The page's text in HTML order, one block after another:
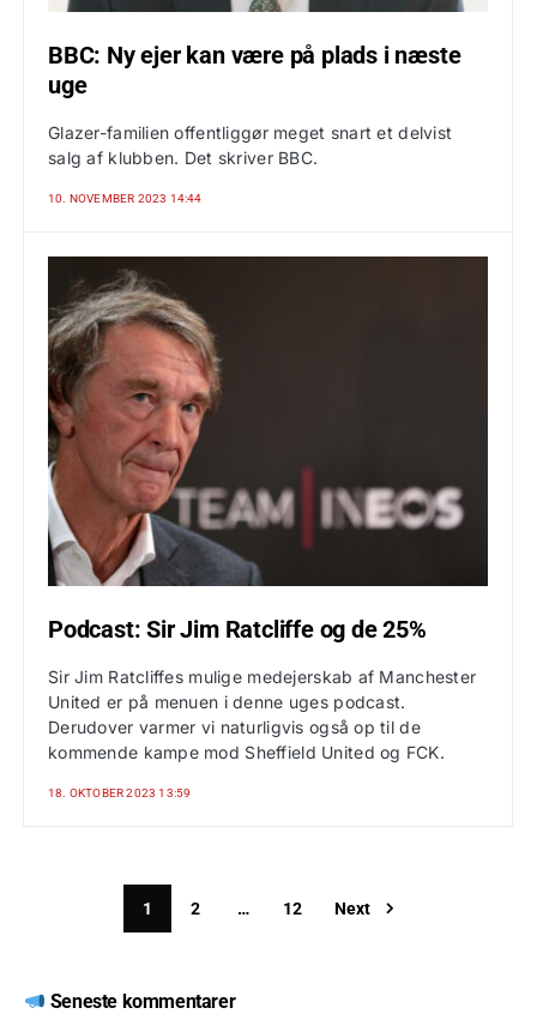
BBC: Ny ejer kan være på plads i næste
uge
Glazer-familien offentliggør meget snart et delvist
salg af klubben. Det skriver BBC.
10. NOVEMBER 2023 14:44
Podcast: Sir Jim Ratcliffe og de 25%
Sir Jim Ratcliffes mulige medejerskab af Manchester
United er på menuen i denne uges podcast.
Derudover varmer vi naturligvis også op til de
kommende kampe mod Sheffield United og FCK.
18. OKTOBER 2023 13:59
1 2 … 12 Next
Seneste kommentarer